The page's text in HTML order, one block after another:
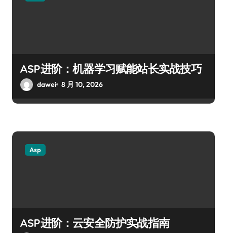
ASP进阶：机器学习赋能站长实战技巧
dawei 8 月 10, 2026
Asp
ASP进阶：云安全防护实战指南